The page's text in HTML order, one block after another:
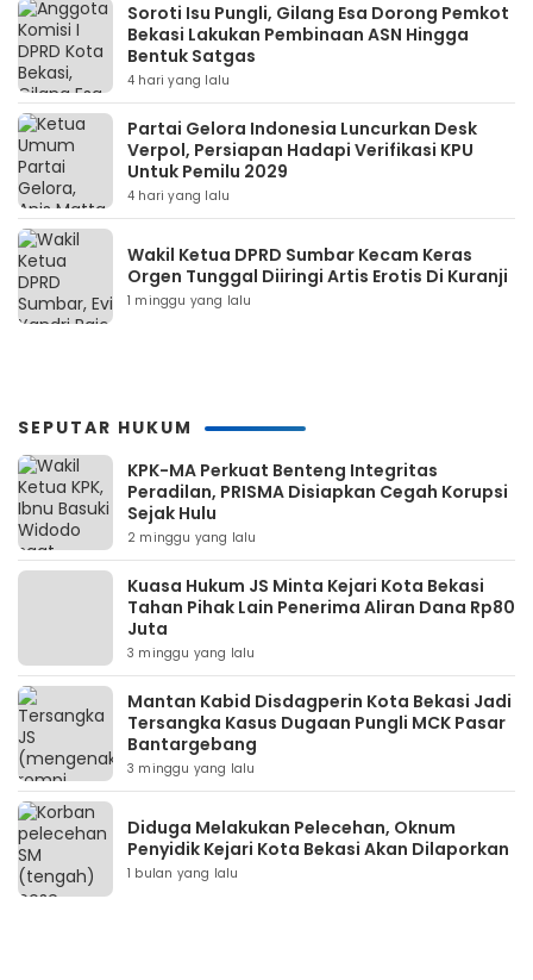
Soroti Isu Pungli, Gilang Esa Dorong Pemkot
Bekasi Lakukan Pembinaan ASN Hingga
Bentuk Satgas
4 hari yang lalu
Partai Gelora Indonesia Luncurkan Desk
Verpol, Persiapan Hadapi Verifikasi KPU
Untuk Pemilu 2029
4 hari yang lalu
Wakil Ketua DPRD Sumbar Kecam Keras
Orgen Tunggal Diiringi Artis Erotis Di Kuranji
1 minggu yang lalu
SEPUTAR HUKUM
KPK-MA Perkuat Benteng Integritas
Peradilan, PRISMA Disiapkan Cegah Korupsi
Sejak Hulu
2 minggu yang lalu
Kuasa Hukum JS Minta Kejari Kota Bekasi
Tahan Pihak Lain Penerima Aliran Dana Rp80
Juta
3 minggu yang lalu
Mantan Kabid Disdagperin Kota Bekasi Jadi
Tersangka Kasus Dugaan Pungli MCK Pasar
Bantargebang
3 minggu yang lalu
Diduga Melakukan Pelecehan, Oknum
Penyidik Kejari Kota Bekasi Akan Dilaporkan
1 bulan yang lalu